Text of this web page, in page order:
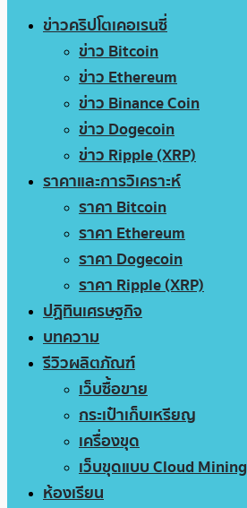
ข่าวคริปโตเคอเรนซี่
ข่าว Bitcoin
ข่าว Ethereum
ข่าว Binance Coin
ข่าว Dogecoin
ข่าว Ripple (XRP)
ราคาและการวิเคราะห์
ราคา Bitcoin
ราคา Ethereum
ราคา Dogecoin
ราคา Ripple (XRP)
ปฏิทินเศรษฐกิจ
บทความ
รีวิวผลิตภัณฑ์
เว็บซื้อขาย
กระเป๋าเก็บเหรียญ
เครื่องขุด
เว็บขุดแบบ Cloud Mining
ห้องเรียน